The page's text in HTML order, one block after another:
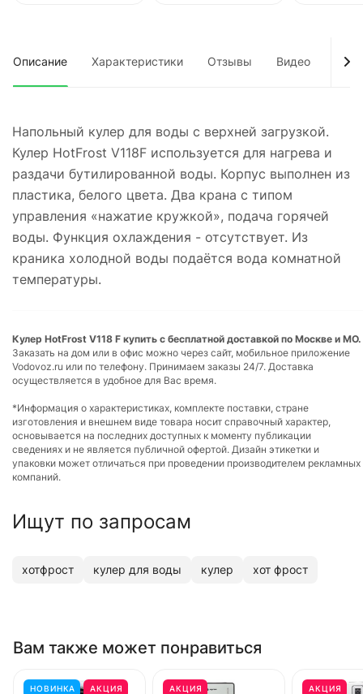
Описание Характеристики Отзывы Видео
Напольный кулер для воды с верхней загрузкой.
Кулер HotFrost V118F используется для нагрева и
раздачи бутилированной воды. Корпус выполнен из
пластика, белого цвета. Два крана с типом
управления «нажатие кружкой», подача горячей
воды. Функция охлаждения - отсутствует. Из
краника холодной воды подаётся вода комнатной
температуры.
Кулер HotFrost V118 F купить с бесплатной доставкой по Москве и МО.
Заказать на дом или в офис можно через сайт, мобильное приложение
Vodovoz.ru или по телефону. Принимаем заказы 24/7. Доставка
осуществляется в удобное для Вас время.
*Информация о характеристиках, комплекте поставки, стране
изготовления и внешнем виде товара носит справочный характер,
основывается на последних доступных к моменту публикации
сведениях и не является публичной офертой. Дизайн этикетки и
упаковки может отличаться при проведении производителем рекламных
компаний.
Ищут по запросам
хотфрост кулер для воды кулер хот фрост
Вам также может понравиться
НОВИНКА АКЦИЯ АКЦИЯ АКЦИЯ